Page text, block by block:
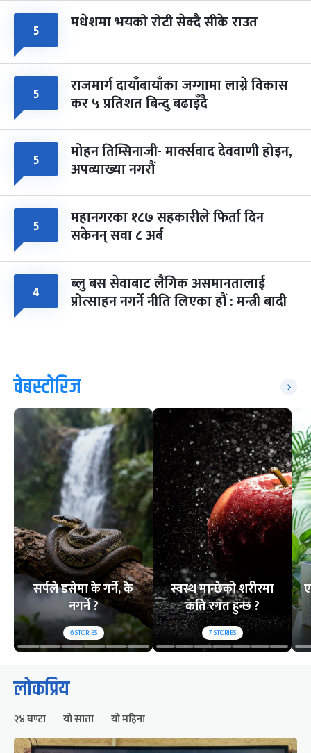
५ मधेशमा भयको रोटी सेक्दै सीके राउत
५ राजमार्ग दायाँबायाँका जग्गामा लाग्ने विकास
कर ५ प्रतिशत बिन्दु बढाइँदै
५ मोहन तिम्सिनाजी- मार्क्सवाद देववाणी होइन,
अपव्याख्या नगरौं
५ महानगरका १८७ सहकारीले फिर्ता दिन
सकेनन् सवा ८ अर्ब
४ ब्लु बस सेवाबाट लैंगिक असमानतालाई
प्रोत्साहन नगर्ने नीति लिएका हौं : मन्त्री बादी
वेबस्टोरिज
सर्पले डसेमा के गर्ने, के
नगर्ने ?
6STORIES
स्वस्थ मान्छेको शरीरमा
कति रगत हुन्छ ?
7STORIES
लोकप्रिय
२४ घण्टा यो साता यो महिना